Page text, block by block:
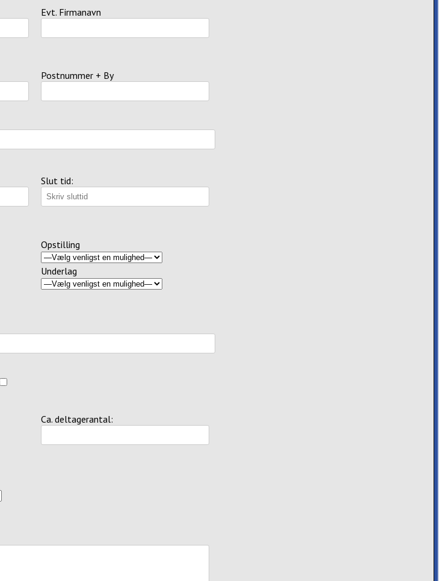
Evt. Firmanavn
Postnummer + By
Slut tid:
Opstilling
Underlag
Ca. deltagerantal: